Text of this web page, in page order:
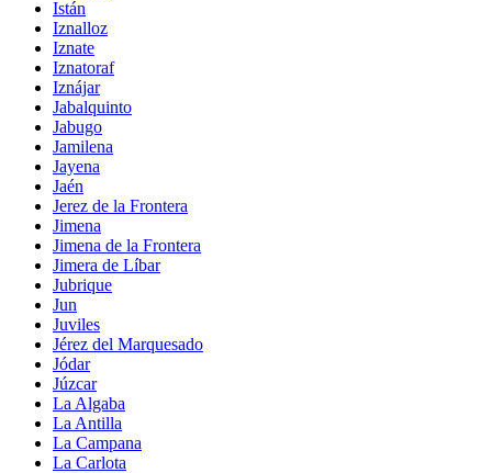
Istán
Iznalloz
Iznate
Iznatoraf
Iznájar
Jabalquinto
Jabugo
Jamilena
Jayena
Jaén
Jerez de la Frontera
Jimena
Jimena de la Frontera
Jimera de Líbar
Jubrique
Jun
Juviles
Jérez del Marquesado
Jódar
Júzcar
La Algaba
La Antilla
La Campana
La Carlota